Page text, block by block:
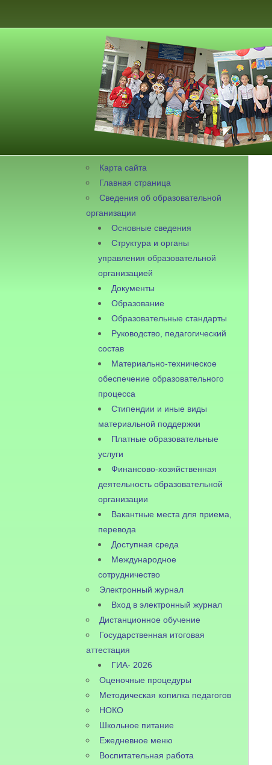
Карта сайта
Главная страница
Сведения об образовательной
организации
Основные сведения
Структура и органы
управления образовательной
организацией
Документы
Образование
Образовательные стандарты
Руководство, педагогический
состав
Материально-техническое
обеспечение образовательного
процесса
Стипендии и иные виды
материальной поддержки
Платные образовательные
услуги
Финансово-хозяйственная
деятельность образовательной
организации
Вакантные места для приема,
перевода
Доступная среда
Международное
сотрудничество
Электронный журнал
Вход в электронный журнал
Дистанционное обучение
Государственная итоговая
аттестация
ГИА- 2026
Оценочные процедуры
Методическая копилка педагогов
НОКО
Школьное питание
Ежедневное меню
Воспитательная работа